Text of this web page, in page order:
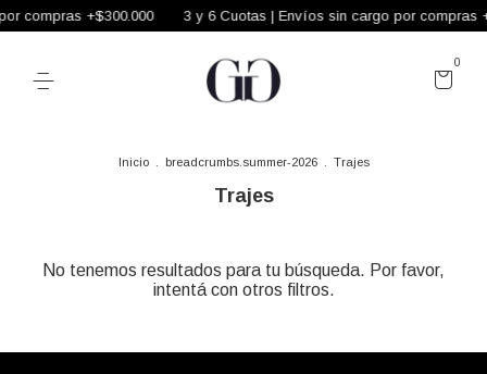
compras +$300.000 3 y 6 Cuotas | Envíos sin cargo por compras
0
Inicio breadcrumbs.summer-2026 Trajes
Trajes
No tenemos resultados para tu búsqueda. Por favor,
intentá con otros filtros.